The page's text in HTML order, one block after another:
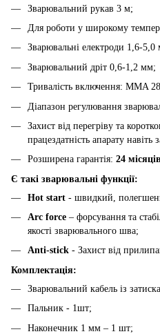
Зварювальний рукав 3 м;
Для роботи у широкому
Зварювальні електроди 1,6-5,0
Зварювальний дріт 0,6-1,2 мм;
Тривалість включення: MMA
Діапазон регулювання
Захист від перегріву та
працездатність апарату
Розширена гарантія: 24
Є такі зварювальні функції:
Hot start - швидкий,
Arc force – форсування та
якості зварювального шва;
Anti-stick - Захист від
Комплектація:
Зварювальний кабель із
Пальник - 1шт;
Наконечник 1 мм – 1 шт;